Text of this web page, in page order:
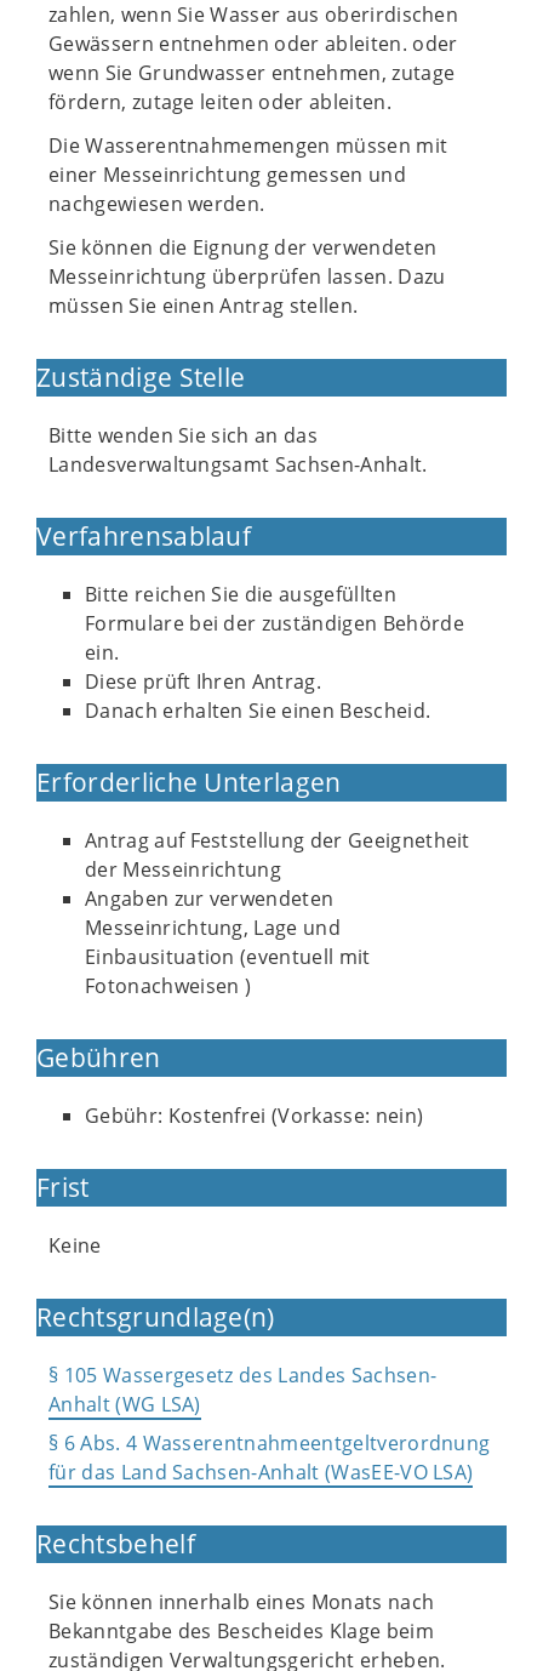
zahlen, wenn Sie Wasser aus oberirdischen
Gewässern entnehmen oder ableiten. oder
wenn Sie Grundwasser entnehmen, zutage
fördern, zutage leiten oder ableiten.
Die Wasserentnahmemengen müssen mit
einer Messeinrichtung gemessen und
nachgewiesen werden.
Sie können die Eignung der verwendeten
Messeinrichtung überprüfen lassen. Dazu
müssen Sie einen Antrag stellen.
Zuständige Stelle
Bitte wenden Sie sich an das
Landesverwaltungsamt Sachsen-Anhalt.
Verfahrensablauf
Bitte reichen Sie die ausgefüllten
Formulare bei der zuständigen Behörde
ein.
Diese prüft Ihren Antrag.
Danach erhalten Sie einen Bescheid.
Erforderliche Unterlagen
Antrag auf Feststellung der Geeignetheit
der Messeinrichtung
Angaben zur verwendeten
Messeinrichtung, Lage und
Einbausituation (eventuell mit
Fotonachweisen )
Gebühren
Gebühr: Kostenfrei (Vorkasse: nein)
Frist
Keine
Rechtsgrundlage(n)
§ 105 Wassergesetz des Landes Sachsen-
Anhalt (WG LSA)
§ 6 Abs. 4 Wasserentnahmeentgeltverordnung
für das Land Sachsen-Anhalt (WasEE-VO LSA)
Rechtsbehelf
Sie können innerhalb eines Monats nach
Bekanntgabe des Bescheides Klage beim
zuständigen Verwaltungsgericht erheben.